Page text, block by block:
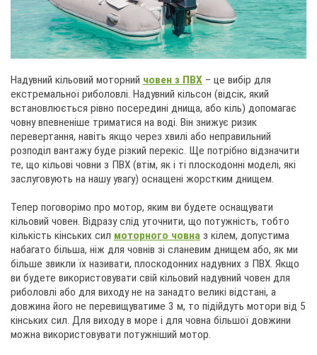
Надувний кільовий моторний човен з ПВХ – це вибір для
екстремальної риболовлі. Надувний кільсон (відсік, який
встановлюється рівно посередині днища, або кіль) допомагає
човну впевненіше триматися на воді. Він знижує ризик
перевертання, навіть якщо через хвилі або неправильний
розподіл вантажу буде різкий перекіс. Ще потрібно відзначити
те, що кільові човни з ПВХ (втім, як і ті плоскодонні моделі, які
заслуговують на нашу увагу) оснащені жорстким днищем.
Тепер поговорімо про мотор, яким ви будете оснащувати
кільовий човен. Відразу слід уточнити, що потужність, тобто
кількість кінських сил моторного човна з кілем, допустима
набагато більша, ніж для човнів зі сланевим днищем або, як ми
більше звикли їх називати, плоскодонних надувних з ПВХ. Якщо
ви будете використовувати свій кільовий надувний човен для
риболовлі або для виходу не на занадто великі відстані, а
довжина його не перевищуватиме 3 м, то підійдуть мотори від 5
кінських сил. Для виходу в море і для човна більшої довжини
можна використовувати потужніший мотор.